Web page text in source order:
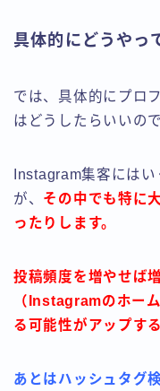
具体的にどうやっ
では、具体的にプロ
はどうしたらいいの
Instagram集客には
が、 その中でも特に
ったりします。
投稿頻度を増やせば
（Instagramのホー
る可能性がアップす
あとはハッシュタグ